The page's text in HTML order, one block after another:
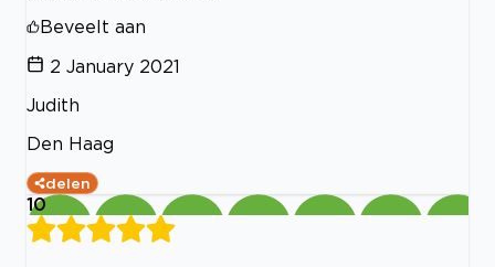
Beveelt aan
2 January 2021
Judith
Den Haag
delen
10